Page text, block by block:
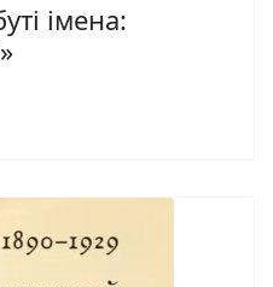
імена: